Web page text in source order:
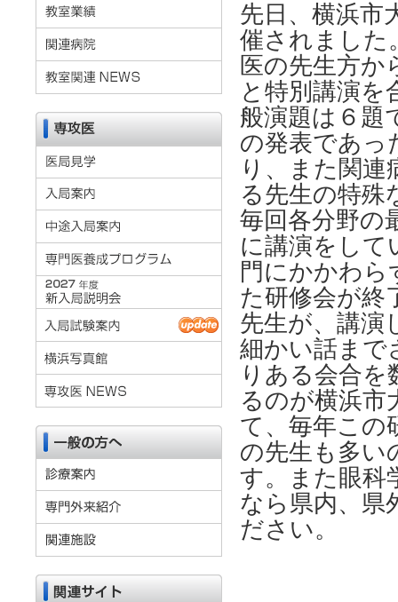
先日、横浜市
催されました
医の先生方か
と特別講演を
般演題は６題
の発表であっ
り、また関
る先生の特殊
毎回各分野の
に講演をして
門にかかわら
た研修会が終
先生が、講演
細かい話まで
りある会合
るのが横浜市
て、毎年この
の先生も多い
す。また眼科
なら県内、県
ださい。